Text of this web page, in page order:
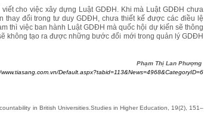
cho việc xây dựng Luật GDĐH. Khi mà Luật GDĐH chưa
thay đổi trong tư duy GDĐH, chưa thiết kế được các điều lệ
thì việc ban hành Luật GDĐH mà quốc hội dự kiến sẽ thông
không tạo ra được những bước đổi mới trong quản lý GDĐH
Phạm Thị Lan Phượng
Default.aspx?tabid=113&News=4968&CategoryID=6
in British Universities.Studies in Higher Education, 19(2), 151–